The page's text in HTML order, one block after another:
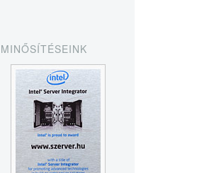
MINŐSÍTÉSEINK